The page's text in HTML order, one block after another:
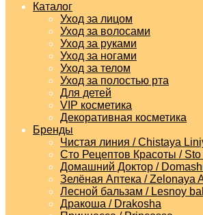
Каталог
Уход за лицом
Уход за волосами
Уход за руками
Уход за ногами
Уход за телом
Уход за полостью рта
Для детей
VIP косметика
Декоративная косметика
Бренды
Чистая линия / Chistaya
Сто Рецептов Красоты /
Домашний Доктор /
Зелёная Аптека / Zelonaya
Лесной бальзам / Lesnoy
Дракоша / Drakosha